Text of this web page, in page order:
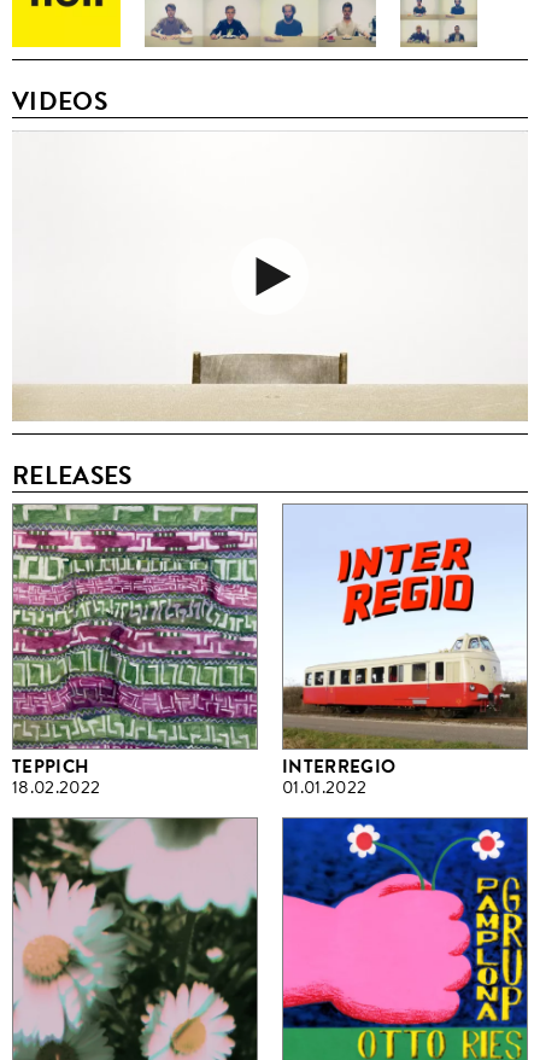
VIDEOS
RELEASES
TEPPICH
18.02.2022
INTERREGIO
01.01.2022